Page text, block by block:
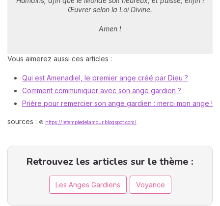
Œuvrer selon la Loi Divine.
Amen !
Vous aimerez aussi ces articles :
Qui est Amenadiel, le premier ange créé par Dieu ?
Comment communiquer avec son ange gardien ?
Prière pour remercier son ange gardien : merci mon ange !
sources : © https://letempledelamour.blogspot.com/
Retrouvez les articles sur le thème :
Les Anges Gardiens Voyance